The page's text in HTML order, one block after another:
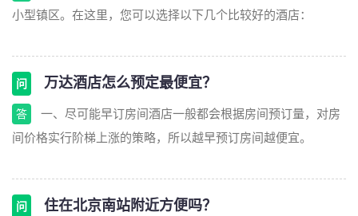
小型镇区。在这里，您可以选择以下几个比较好的酒店：
问 万达酒店怎么预定最便宜？
答
一、尽可能早订房间酒店一般都会根据房间预订量，对房
间价格实行阶梯上涨的策略，所以越早预订房间越便宜。
问 住在北京南站附近方便吗？